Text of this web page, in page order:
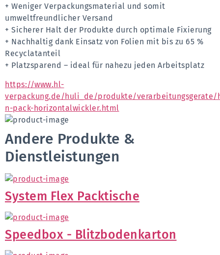
+ Weniger Verpackungsmaterial und somit
umweltfreundlicher Versand
+ Sicherer Halt der Produkte durch optimale Fixierung
+ Nachhaltig dank Einsatz von Folien mit bis zu 65 %
Recyclatanteil
+ Platzsparend – ideal für nahezu jeden Arbeitsplatz
https://www.hl-
verpackung.de/huli_de/produkte/verarbeitungsgerate/
n-pack-horizontalwickler.html
Andere Produkte &
Dienstleistungen
System Flex Packtische
Speedbox - Blitzbodenkarton